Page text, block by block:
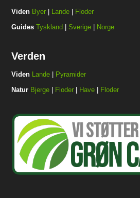
Viden Byer Lande
Floder
Guides Tyskland |Sverige Norge
Verden
Viden Lande
Pyramider
Natur Bjerge Floder Have Floder